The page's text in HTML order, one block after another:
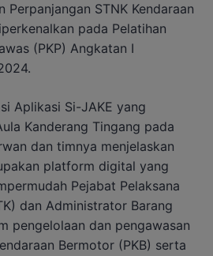
Perpanjangan STNK Kendaraan
pada Pelatihan
(PKP) Angkatan I
Aplikasi Si-JAKE yang
Kanderang Tingang pada
dan timnya menjelaskan
platform digital yang
Pejabat Pelaksana
dan Administrator Barang
pengelolaan dan pengawasan
Bermotor (PKB) serta